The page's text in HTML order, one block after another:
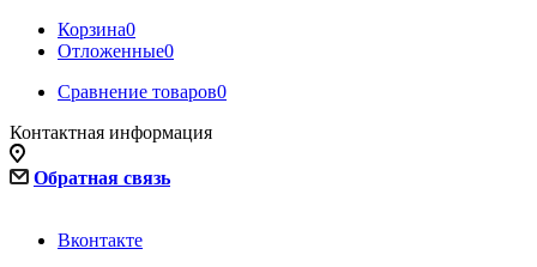
Корзина0
Отложенные0
Сравнение товаров0
Контактная информация
Обратная связь
Вконтакте